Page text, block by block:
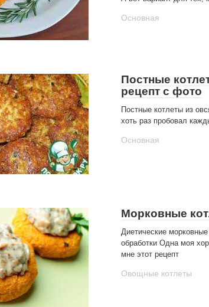
Основная
Постные
рецепт с фото
Постные котлеты из
хоть раз пробовал
Основная
Морковные
Диетические
обработки Одна моя
мне этот рецепт
Овощные котлеты